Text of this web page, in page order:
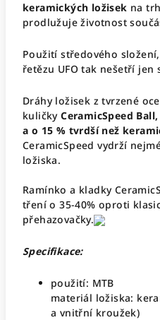
keramických ložisek na
prodlužuje životnost
Použití středového
řetězu UFO tak nešetří jen
Dráhy ložisek z tvrzené
kuličky CeramicSpeed
a o 15 % tvrdší než
CeramicSpeed vydrží
ložiska.
Ramínko a kladky
tření o 35-40% oproti
přehazovačky.
Specifikace:
použití: MTB
materiál ložiska:
a vnitřní kroužek)